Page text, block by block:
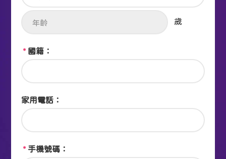
* 國籍：
家用電話：
* 手機號碼：